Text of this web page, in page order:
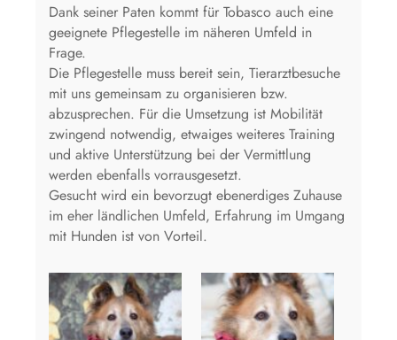
Dank seiner Paten kommt für Tobasco auch eine
geeignete Pflegestelle im näheren Umfeld in
Frage.
Die Pflegestelle muss bereit sein, Tierarztbesuche
mit uns gemeinsam zu organisieren bzw.
abzusprechen. Für die Umsetzung ist Mobilität
zwingend notwendig, etwaiges weiteres Training
und aktive Unterstützung bei der Vermittlung
werden ebenfalls vorrausgesetzt.
Gesucht wird ein bevorzugt ebenerdiges Zuhause
im eher ländlichen Umfeld, Erfahrung im Umgang
mit Hunden ist von Vorteil.